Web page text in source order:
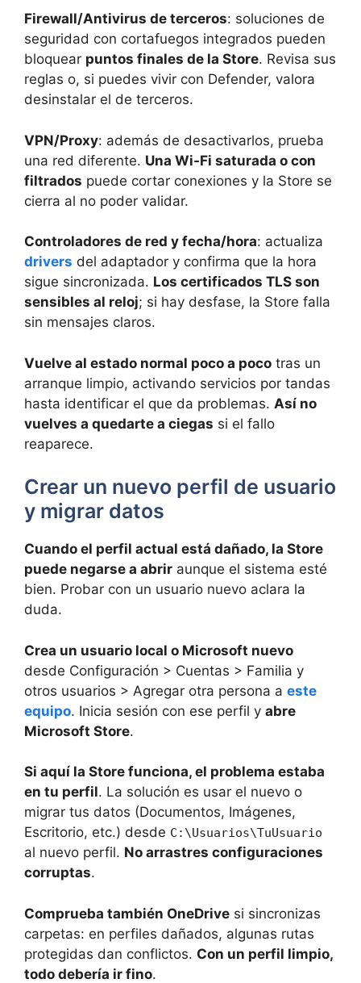
Firewall/Antivirus de terceros: soluciones de
seguridad con cortafuegos integrados pueden
bloquear puntos finales de la Store. Revisa sus
reglas o, si puedes vivir con Defender, valora
desinstalar el de terceros.
VPN/Proxy: además de desactivarlos, prueba
una red diferente. Una Wi‑Fi saturada o con
filtrados puede cortar conexiones y la Store se
cierra al no poder validar.
Controladores de red y fecha/hora: actualiza
drivers del adaptador y confirma que la hora
sigue sincronizada. Los certificados TLS son
sensibles al reloj; si hay desfase, la Store falla
sin mensajes claros.
Vuelve al estado normal poco a poco tras un
arranque limpio, activando servicios por tandas
hasta identificar el que da problemas. Así no
vuelves a quedarte a ciegas si el fallo
reaparece.
Crear un nuevo perfil de usuario
y migrar datos
Cuando el perfil actual está dañado, la Store
puede negarse a abrir aunque el sistema esté
bien. Probar con un usuario nuevo aclara la
duda.
Crea un usuario local o Microsoft nuevo
desde Configuración > Cuentas > Familia y
otros usuarios > Agregar otra persona a este
equipo. Inicia sesión con ese perfil y abre
Microsoft Store.
Si aquí la Store funciona, el problema estaba
en tu perfil. La solución es usar el nuevo o
migrar tus datos (Documentos, Imágenes,
Escritorio, etc.) desde C:\Usuarios\TuUsuario
al nuevo perfil. No arrastres configuraciones
corruptas.
Comprueba también OneDrive si sincronizas
carpetas: en perfiles dañados, algunas rutas
protegidas dan conflictos. Con un perfil limpio,
todo debería ir fino.